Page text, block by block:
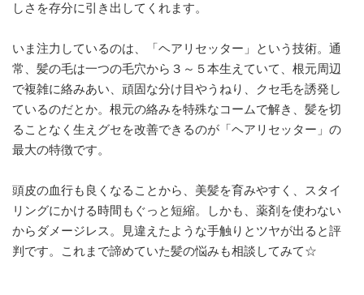
しさを存分に引き出してくれます。
いま注力しているのは、「ヘアリセッター」という技術。通
常、髪の毛は一つの毛穴から３～５本生えていて、根元周辺
で複雑に絡みあい、頑固な分け目やうねり、クセ毛を誘発し
ているのだとか。根元の絡みを特殊なコームで解き、髪を切
ることなく生えグセを改善できるのが「ヘアリセッター」の
最大の特徴です。
頭皮の血行も良くなることから、美髪を育みやすく、スタイ
リングにかける時間もぐっと短縮。しかも、薬剤を使わない
からダメージレス。見違えたような手触りとツヤが出ると評
判です。これまで諦めていた髪の悩みも相談してみて☆